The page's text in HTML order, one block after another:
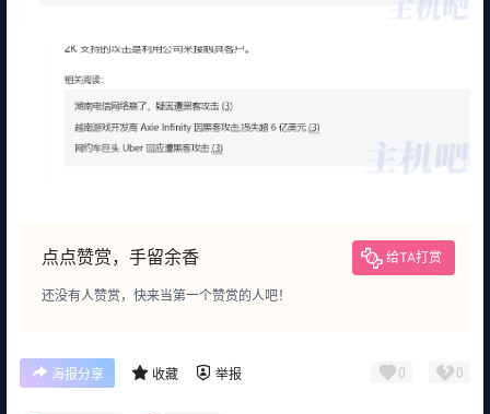
点点赞赏，手留余香 给TA打赏
还没有人赞赏，快来当第一个赞赏的人吧！
海报分享 收藏 举报 0 0